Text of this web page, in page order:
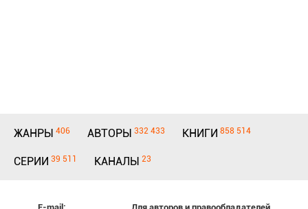
ЖАНРЫ 406 АВТОРЫ 332 433 КНИГИ 858 514
СЕРИИ 39 511 КАНАЛЫ 23